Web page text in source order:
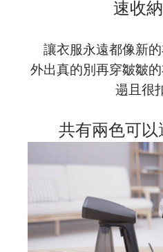
速收納
讓衣服永遠都像新的
外出真的別再穿皺皺
遢且很
共有兩色可